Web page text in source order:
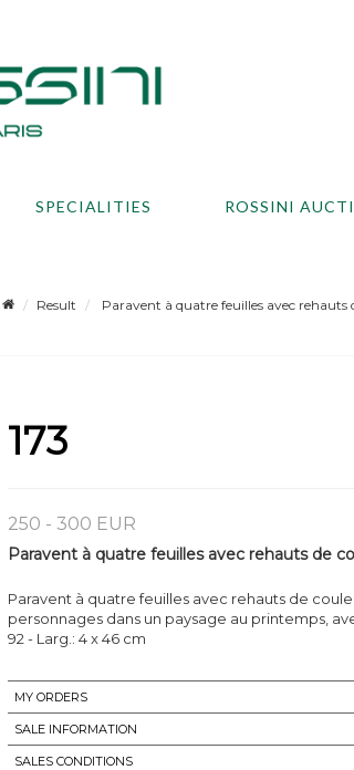
SPECIALITIES ROSSINI
Result Paravent à quatre feuilles avec rehauts
173
250 - 300 EUR
Paravent à quatre feuilles avec rehauts de
Paravent à quatre feuilles avec rehauts de
personnages dans un paysage au printemps,
92 - Larg.: 4 x 46 cm
MY ORDERS
SALE INFORMATION
SALES CONDITIONS